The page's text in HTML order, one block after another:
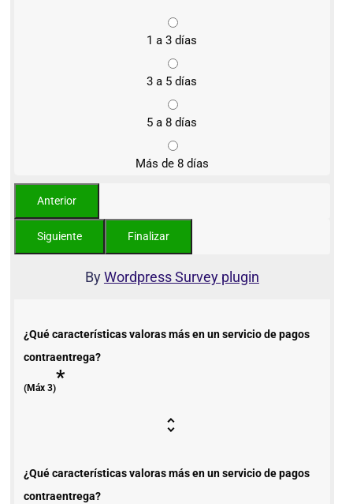
1 a 3 días
3 a 5 días
5 a 8 días
Más de 8 días
ByWordpress Survey plugin
¿Qué características valoras más en un servicio de pagos
contraentrega?
(Máx 3)*
¿Qué características valoras más en un servicio de pagos
contraentrega?